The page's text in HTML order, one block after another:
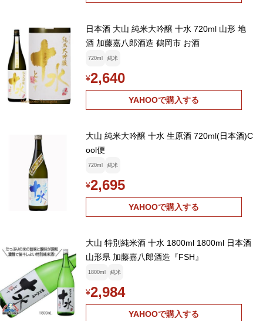
日本酒 大山 純米大吟醸 十水 720ml 山形 地
酒 加藤嘉八郎酒造 鶴岡市 お酒
720ml 純米
¥2,640
YAHOOで購入する
大山 純米大吟醸 十水 生原酒 720ml(日本酒)C
ool便
720ml 純米
¥2,695
YAHOOで購入する
大山 特別純米酒 十水 1800ml 1800ml 日本酒
山形県 加藤嘉八郎酒造『FSH』
1800ml 純米
¥2,984
YAHOOで購入する